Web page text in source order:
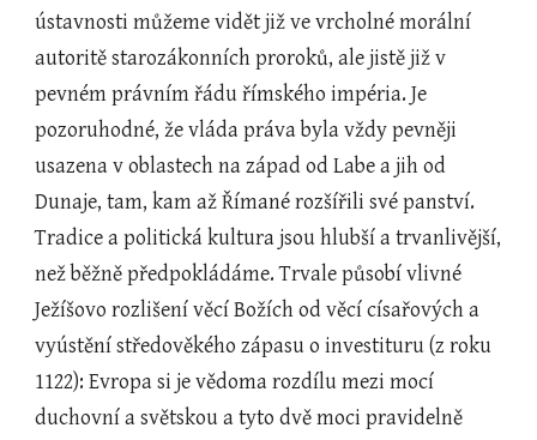
ústavnosti můžeme vidět již ve vrcholné morální
autoritě starozákonních proroků, ale jistě již v
pevném právním řádu římského impéria. Je
pozoruhodné, že vláda práva byla vždy pevněji
usazena v oblastech na západ od Labe a jih od
Dunaje, tam, kam až Římané rozšířili své panství.
Tradice a politická kultura jsou hlubší a trvanlivější,
než běžně předpokládáme. Trvale působí vlivné
Ježíšovo rozlišení věcí Božích od věcí císařových a
vyústění středověkého zápasu o investituru (z roku
1122): Evropa si je vědoma rozdílu mezi mocí
duchovní a světskou a tyto dvě moci pravidelně